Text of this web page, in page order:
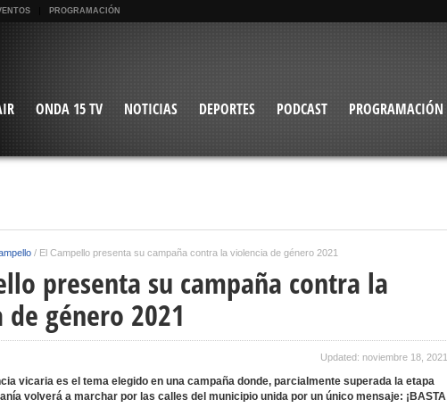
PROGRAMACIÓN
ONDA 15 TV NOTICIAS DEPORTES PODCAST PROGRAMACIÓN
/ El Campello presenta su campaña contra la violencia de género 2021
presenta su campaña contra la
género 2021
Updated: noviembre 18, 2021
vicaria es el tema elegido en una campaña donde, parcialmente superada la etapa
volverá a marchar por las calles del municipio unida por un único mensaje: ¡BASTA